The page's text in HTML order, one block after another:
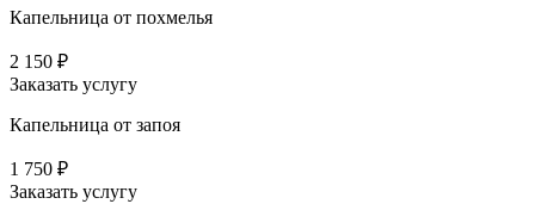
Капельница от похмелья
2 150 ₽
Заказать услугу
Капельница от запоя
1 750 ₽
Заказать услугу